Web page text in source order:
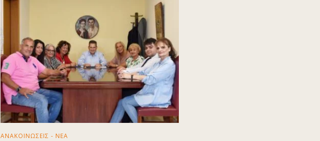
ΑΝΑΚΟΙΝΩΣΕΙΣ - ΝΕΑ